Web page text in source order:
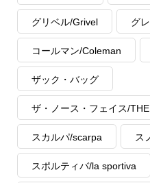
グリベル/Grivel グ
コールマン/Coleman
ザック・バッグ
ザ・ノース・フェイス/
スカルパ/scarpa ス
スポルティバ/la sportiva